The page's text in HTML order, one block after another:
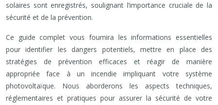
solaires sont enregistrés, soulignant l’importance cruciale de la
sécurité et de la prévention.
Ce guide complet vous fournira les informations essentielles
pour identifier les dangers potentiels, mettre en place des
stratégies de prévention efficaces et réagir de manière
appropriée face à un incendie impliquant votre système
photovoltaïque. Nous aborderons les aspects techniques,
réglementaires et pratiques pour assurer la sécurité de votre